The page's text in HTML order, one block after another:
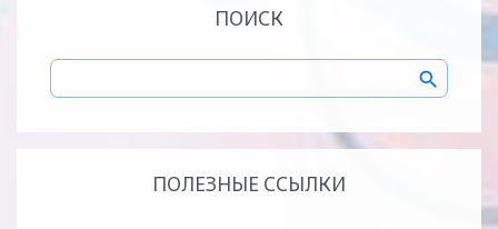
ПОИСК
ПОЛЕЗНЫЕ ССЫЛКИ